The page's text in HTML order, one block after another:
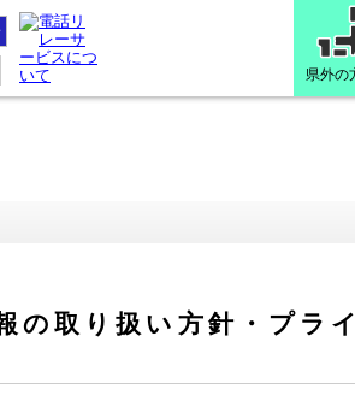
県外の
の取り扱い方針・プラ